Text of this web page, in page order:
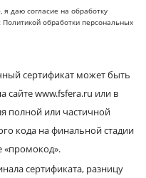
я даю согласие на обработку
Политикой обработки персональных
сертификат может быть
сайте www.fsfera.ru или в
полной или частичной
кода на финальной стадии
«промокод».
сертификата, разницу